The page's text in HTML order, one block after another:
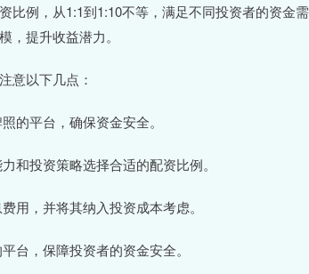
比例，从1:1到1:10不等，满足不同投资者的资金
，提升收益潜力。
意以下几点：
的平台，确保资金安全。
和投资策略选择合适的配资比例。
用，并将其纳入投资成本考虑。
台，保障投资者的资金安全。